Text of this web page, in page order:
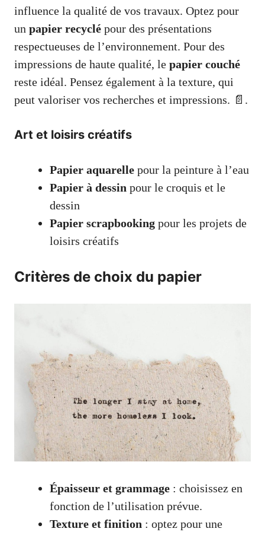
influence la qualité de vos travaux. Optez pour
un papier recyclé pour des présentations
respectueuses de l’environnement. Pour des
impressions de haute qualité, le papier couché
reste idéal. Pensez également à la texture, qui
peut valoriser vos recherches et impressions. 📄.
Art et loisirs créatifs
Papier aquarelle pour la peinture à l’eau
Papier à dessin pour le croquis et le
dessin
Papier scrapbooking pour les projets de
loisirs créatifs
Critères de choix du papier
Épaisseur et grammage : choisissez en
fonction de l’utilisation prévue.
Texture et finition : optez pour une